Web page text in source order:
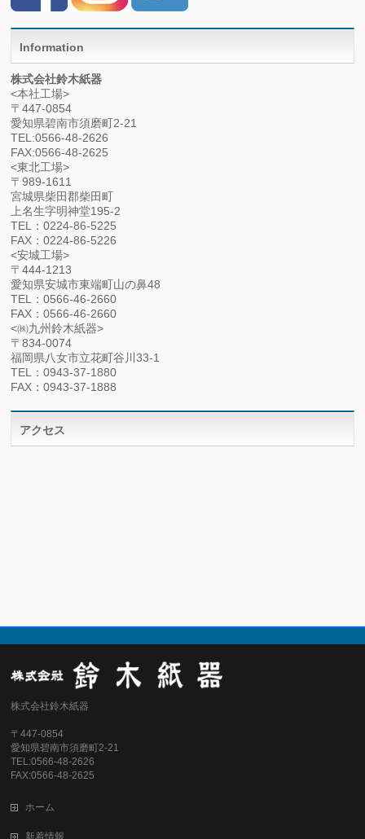
Information
株式会社鈴木紙器
<本社工場>
〒447-0854
愛知県碧南市須磨町2-21
TEL:0566-48-2626
FAX:0566-48-2625
<東北工場>
〒989-1611
宮城県柴田郡柴田町
上名生字明神堂195-2
TEL：0224-86-5225
FAX：0224-86-5226
<安城工場>
〒444-1213
愛知県安城市東端町山の鼻48
TEL：0566-46-2660
FAX：0566-46-2660
<㈱九州鈴木紙器>
〒834-0074
福岡県八女市立花町谷川33-1
TEL：0943-37-1880
FAX：0943-37-1888
アクセス
株式会社鈴木紙器
〒447-0854
愛知県碧南市須磨町2-21
TEL:0566-48-2626
FAX:0566-48-2625
ホーム
新着情報